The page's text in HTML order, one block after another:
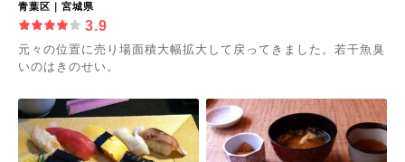
青葉区｜宮城県
3.9
元々の位置に売り場面積大幅拡大して戻ってきました。若干魚臭
いのはきのせい。